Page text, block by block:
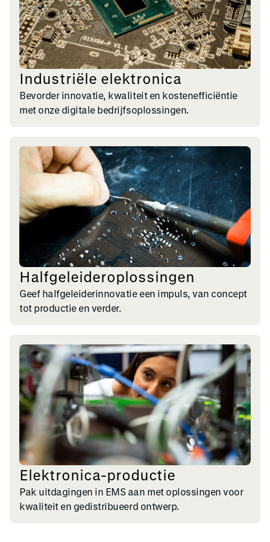
Industriële elektronica
Bevorder innovatie, kwaliteit en kostenefficiëntie
met onze digitale bedrijfsoplossingen.
Halfgeleideroplossingen
Geef halfgeleiderinnovatie een impuls, van concept
tot productie en verder.
Elektronica-productie
Pak uitdagingen in EMS aan met oplossingen voor
kwaliteit en gedistribueerd ontwerp.